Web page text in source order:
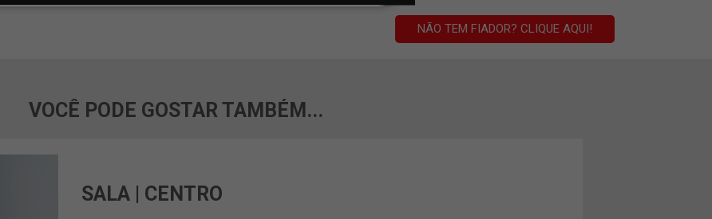
NÃO TEM FIADOR? CLIQUE AQUI!
VOCÊ PODE GOSTAR TAMBÉM...
SALA | CENTRO